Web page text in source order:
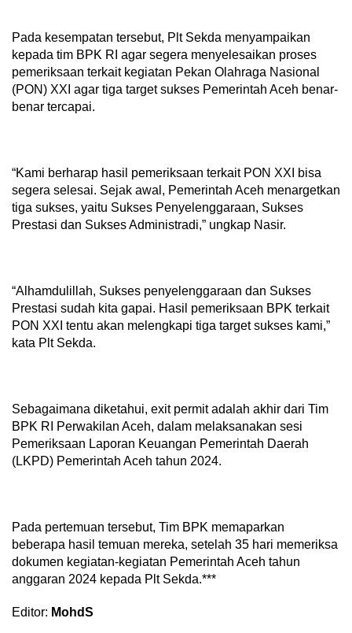
Pada kesempatan tersebut, Plt Sekda menyampaikan
kepada tim BPK RI agar segera menyelesaikan proses
pemeriksaan terkait kegiatan Pekan Olahraga Nasional
(PON) XXI agar tiga target sukses Pemerintah Aceh benar-
benar tercapai.
“Kami berharap hasil pemeriksaan terkait PON XXI bisa
segera selesai. Sejak awal, Pemerintah Aceh menargetkan
tiga sukses, yaitu Sukses Penyelenggaraan, Sukses
Prestasi dan Sukses Administradi,” ungkap Nasir.
“Alhamdulillah, Sukses penyelenggaraan dan Sukses
Prestasi sudah kita gapai. Hasil pemeriksaan BPK terkait
PON XXI tentu akan melengkapi tiga target sukses kami,”
kata Plt Sekda.
Sebagaimana diketahui, exit permit adalah akhir dari Tim
BPK RI Perwakilan Aceh, dalam melaksanakan sesi
Pemeriksaan Laporan Keuangan Pemerintah Daerah
(LKPD) Pemerintah Aceh tahun 2024.
Pada pertemuan tersebut, Tim BPK memaparkan
beberapa hasil temuan mereka, setelah 35 hari memeriksa
dokumen kegiatan-kegiatan Pemerintah Aceh tahun
anggaran 2024 kepada Plt Sekda.***
Editor: MohdS